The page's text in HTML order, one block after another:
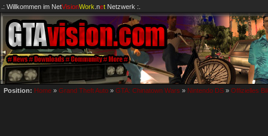
.: Willkommen im NetVisionWork .netNetzwerk :.
Position: Home » Grand Theft Auto » GTA: Chinatown Wars » Nintendo DS » Offizielles